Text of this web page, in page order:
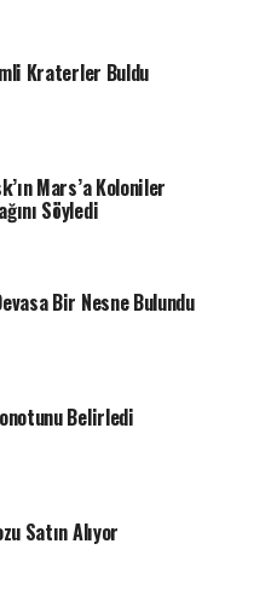
Kraterler Buldu
Mars’a Koloniler
Söyledi
Bir Nesne Bulundu
Belirledi
Satın Alıyor